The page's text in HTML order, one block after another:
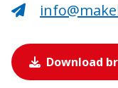
Download